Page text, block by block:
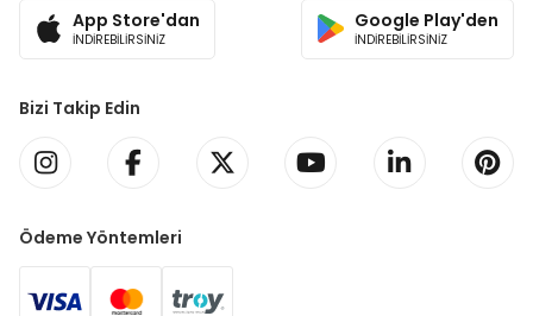
App Store'dan
İNDİREBİLİRSİNİZ
Google Play'den
İNDİREBİLİRSİNİZ
Bizi Takip Edin
Ödeme Yöntemleri